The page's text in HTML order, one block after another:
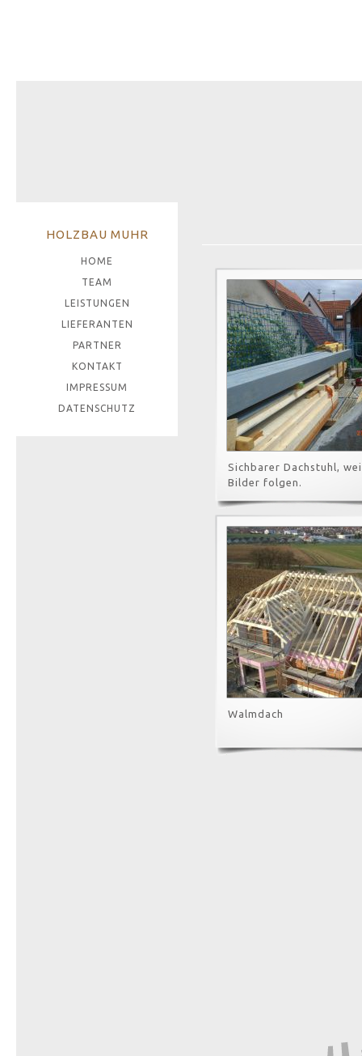
HOLZBAU MUHR
HOME
TEAM
LEISTUNGEN
LIEFERANTEN
PARTNER
KONTAKT
IMPRESSUM
DATENSCHUTZ
Sichbarer Dachstuhl,
Bilder folgen.
Walmdach